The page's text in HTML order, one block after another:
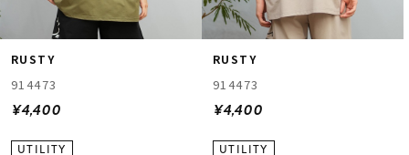
RUSTY
914473
¥4,400
RUSTY
914473
¥4,400